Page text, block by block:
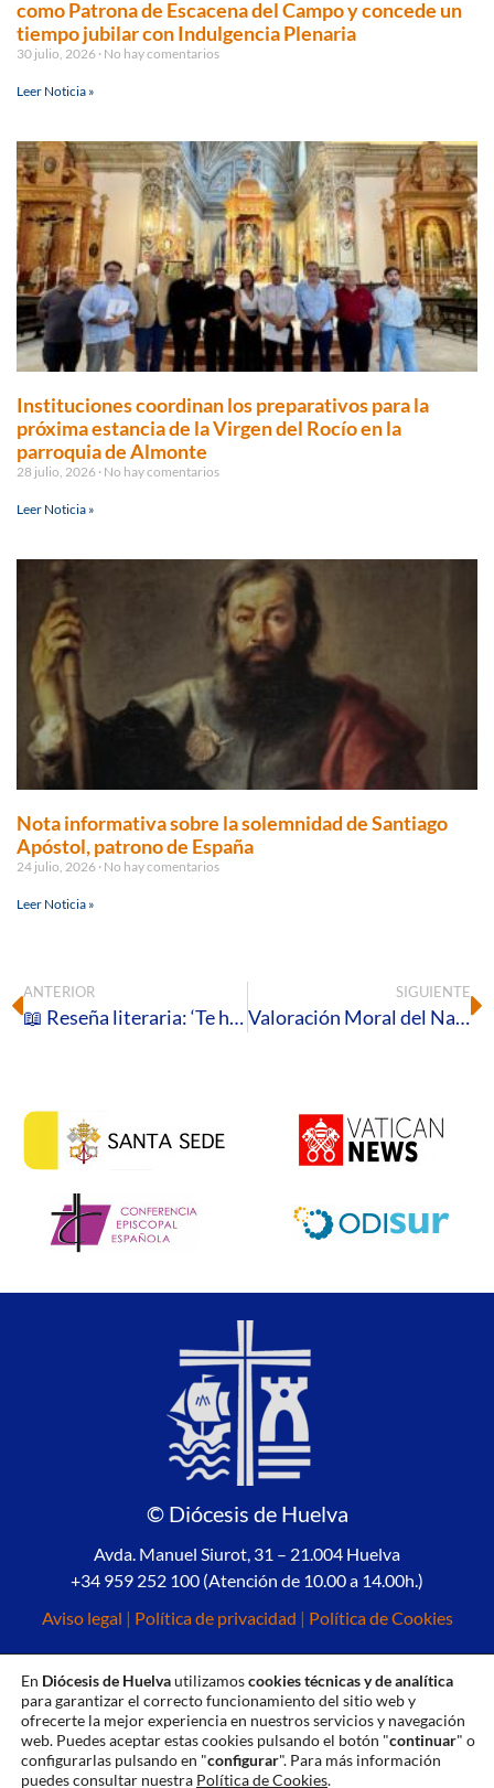
como Patrona de Escacena del Campo y concede un
tiempo jubilar con Indulgencia Plenaria
30 julio, 2026 No hay comentarios
Leer Noticia »
Instituciones coordinan los preparativos para la
próxima estancia de la Virgen del Rocío en la
parroquia de Almonte
28 julio, 2026 No hay comentarios
Leer Noticia »
Nota informativa sobre la solemnidad de Santiago
Apóstol, patrono de España
24 julio, 2026 No hay comentarios
Leer Noticia »
ANTERIOR
📖 Reseña literaria: ‘Te hablo al corazón’ de Luis Marín de San Martín, OSA
SIGUIENTE
Valoración Moral del Nacionalismo por parte del Obispo de Huelva
© Diócesis de Huelva
Avda. Manuel Siurot, 31 – 21.004 Huelva
+34 959 252 100 (Atención de 10.00 a 14.00h.)
Aviso legal | Política de privacidad | Política de Cookies
En Diócesis de Huelvautilizamoscookies técnicas y de analítica
para garantizar el correcto funcionamiento del sitio web y
ofrecerte la mejor experiencia en nuestros servicios y navegación
web. Puedes aceptar estas cookies pulsando el botón "continuar" o
configurarlas pulsando en "configurar". Para más información
puedes consultar nuestra Política de Cookies.